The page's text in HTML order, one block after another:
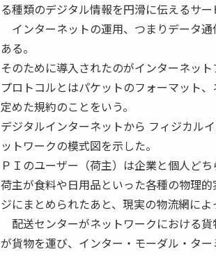
る種類のデジタル情報を円滑に伝えるサー
インターネットの運用、つまりデータ
ある。
そのために導入されたのがインターネット
プロトコルとはパケットのフォーマット
定めた規約のことをいう。
デジタルインターネットから フィジカ
ットワークの模式図を示した。
ＰＩのユーザー（荷主）は企業と個人どち
荷主が食料や日用品といった各種の物理
ジにまとめられたあと、現実の物流網によ
配送センターがネットワークにおける
が貨物を運び、インター・モーダル・タ